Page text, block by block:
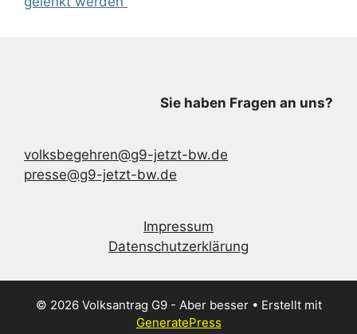
Sie haben Fragen an uns?
volksbegehren@g9-jetzt-bw.de
presse@g9-jetzt-bw.de
Impressum
Datenschutzerklärung
© 2026 Volksantrag G9 - Aber besser• Erstellt mit
GeneratePress